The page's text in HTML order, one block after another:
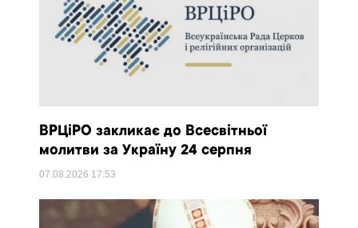
ВРЦіРО закликає до Всесвітньої
молитви за Україну 24 серпня
07.08.2026 17:53